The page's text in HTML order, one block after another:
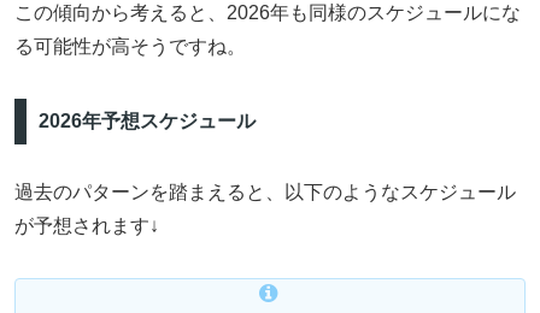
この傾向から考えると、2026年も同様のスケジュールにな
る可能性が高そうですね。
2026年予想スケジュール
過去のパターンを踏まえると、以下のようなスケジュール
が予想されます↓